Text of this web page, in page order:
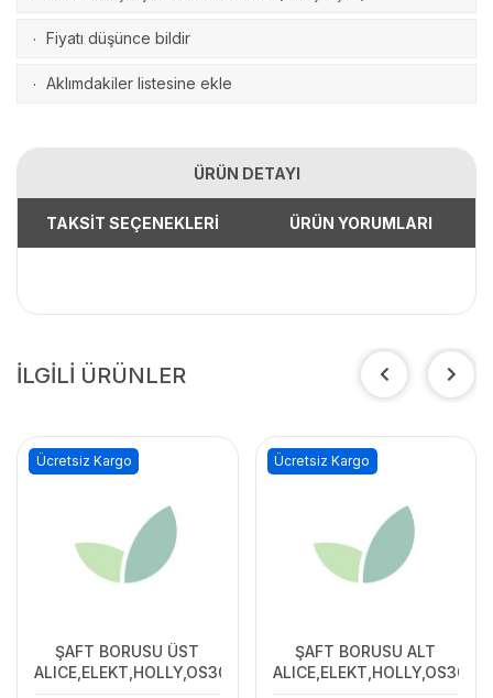
· Fiyatı düşünce bildir
· Aklımdakiler listesine ekle
ÜRÜN DETAYI
TAKSİT SEÇENEKLERİ ÜRÜN YORUMLARI
İLGİLİ ÜRÜNLER
ŞAFT BORUSU ÜST
ALICE,ELEKT,HOLLY,OS305
Ücretsiz Kargo
ŞAFT BORUSU ALT
ALICE,ELEKT,HOLLY,OS305
Ücretsiz Kargo